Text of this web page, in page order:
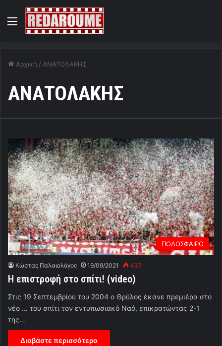
Menu
Αρχική / ΑΝΑΤΟΛΑΚΗΣ
ΑΝΑΤΟΛΑΚΗΣ
ΠΟΔΟΣΦΑΙΡΟ
Κώστας Παλαιολόγος 19/09/2021 437
Η επιστροφή στο σπίτι! (video)
Στις 19 Σεπτεμβρίου του 2004 ο Θρύλος έκανε πρεμιέρα στο
νέο … του σπίτι τον εντυπωσιακό Ναό, επικρατώντας 2-1
της…
Διαβάστε περισσότερα